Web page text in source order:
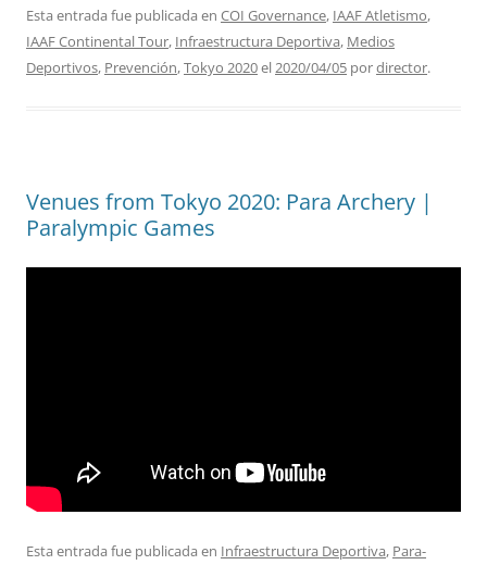
Esta entrada fue publicada en COI Governance, IAAF Atletismo,
IAAF Continental Tour, Infraestructura Deportiva, Medios
Deportivos, Prevención,Tokyo 2020el2020/04/05 pordirector.
Venues from Tokyo 2020: Para Archery |
Paralympic Games
Esta entrada fue publicada en Infraestructura Deportiva, Para-